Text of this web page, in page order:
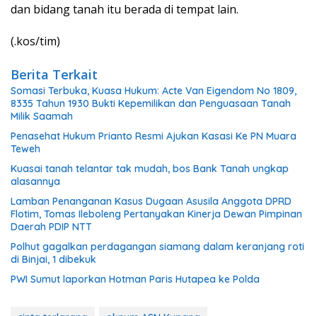
dan bidang tanah itu berada di tempat lain.
(.kos/tim)
Berita Terkait
Somasi Terbuka, Kuasa Hukum: Acte Van Eigendom No 1809,
8335 Tahun 1930 Bukti Kepemilikan dan Penguasaan Tanah
Milik Saamah
Penasehat Hukum Prianto Resmi Ajukan Kasasi Ke PN Muara
Teweh
Kuasai tanah telantar tak mudah, bos Bank Tanah ungkap
alasannya
Lamban Penanganan Kasus Dugaan Asusila Anggota DPRD
Flotim, Tomas Ileboleng Pertanyakan Kinerja Dewan Pimpinan
Daerah PDIP NTT
Polhut gagalkan perdagangan siamang dalam keranjang roti
di Binjai, 1 dibekuk
PWI Sumut laporkan Hotman Paris Hutapea ke Polda